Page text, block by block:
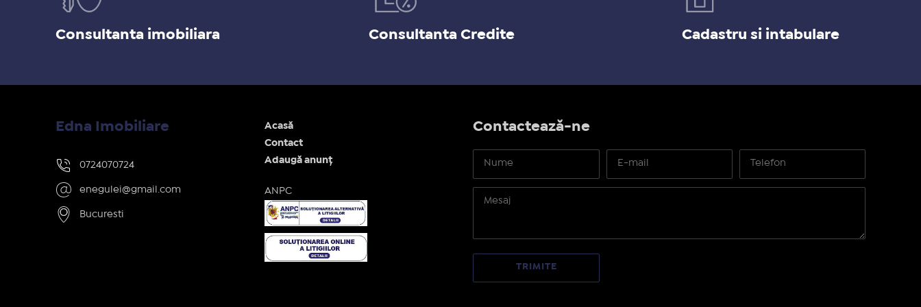
Consultanta imobiliara Consultanta Credite Cadastru si intabulare
Edna Imobiliare
0724070724
enegulei@gmail.com
Bucuresti
Acasă
Contact
Adaugă anunț
ANPC
Contactează-ne